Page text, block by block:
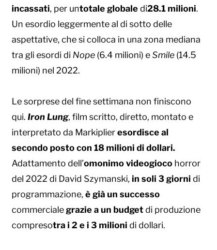
incassati, per untotale globale di28.1 milioni.
Un esordio leggermente al di sotto delle
aspettative, che si colloca in una zona mediana
tra gli esordi di Nope (6.4 milioni) eSmile (14.5
milioni) nel 2022.
Le sorprese del fine settimana non finiscono
qui. Iron Lung, film scritto, diretto, montato e
interpretato da Markiplieresordisce al
secondo posto con 18 milioni di dollari.
Adattamento dell’omonimo videogioco horror
del 2022 di David Szymanski, in soli 3 giorni di
programmazione, è già un successo
commercialegrazie a un budgetdi produzione
compresotra i 2 e i 3 milioni di dollari.